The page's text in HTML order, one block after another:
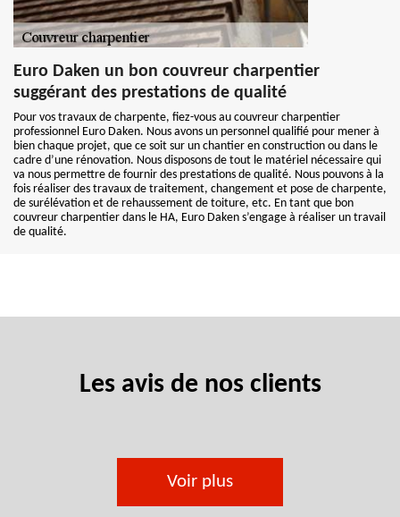
Euro Daken un bon couvreur charpentier
suggérant des prestations de qualité
Pour vos travaux de charpente, fiez-vous au couvreur charpentier
professionnel Euro Daken. Nous avons un personnel qualifié pour mener à
bien chaque projet, que ce soit sur un chantier en construction ou dans le
cadre d’une rénovation. Nous disposons de tout le matériel nécessaire qui
va nous permettre de fournir des prestations de qualité. Nous pouvons à la
fois réaliser des travaux de traitement, changement et pose de charpente,
de surélévation et de rehaussement de toiture, etc. En tant que bon
couvreur charpentier dans le HA, Euro Daken s’engage à réaliser un travail
de qualité.
Les avis de nos clients
Voir plus